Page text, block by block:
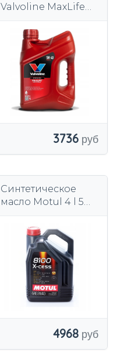
Valvoline MaxLife
3736
Синтетическое
масло Motul 4 l 5W-
4968